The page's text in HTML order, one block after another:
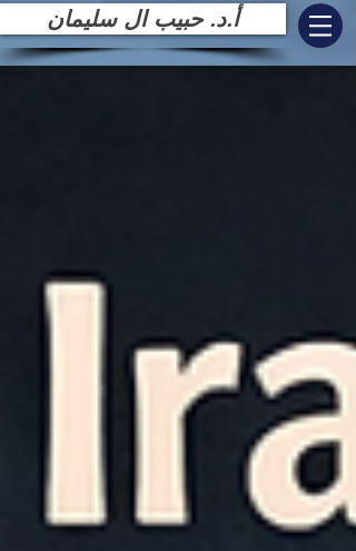
أ.د. حبيب ال سليمان